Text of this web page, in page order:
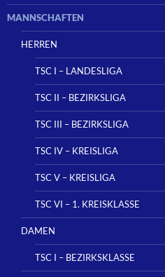
MANNSCHAFTEN
HERREN
TSC I – LANDESLIGA
TSC II – BEZIRKSLIGA
TSC III – BEZIRKSLIGA
TSC IV – KREISLIGA
TSC V – KREISLIGA
TSC VI – 1. KREISKLASSE
DAMEN
TSC I – BEZIRKSKLASSE